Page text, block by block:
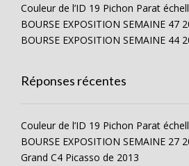
Couleur de l’ID 19 Pichon Parat
BOURSE EXPOSITION SEMAINE 47
BOURSE EXPOSITION SEMAINE 44
Réponses récentes
Couleur de l’ID 19 Pichon Parat
BOURSE EXPOSITION SEMAINE 27
Grand C4 Picasso de 2013